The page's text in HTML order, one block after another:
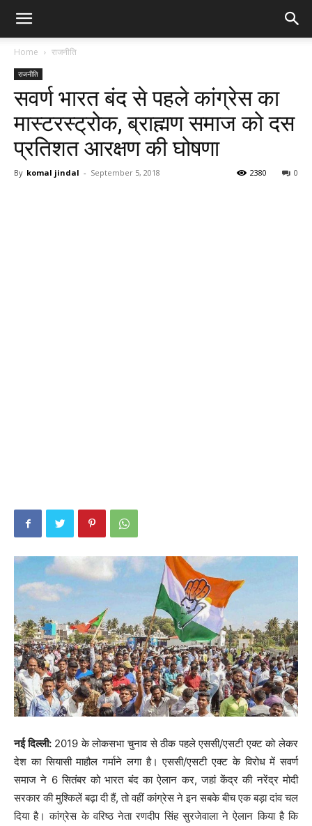
Home राजनीति
राजनीति
सवर्ण भारत बंद से पहले कांग्रेस का
मास्टरस्ट्रोक, ब्राह्मण समाज को दस
प्रतिशत आरक्षण की घोषणा
By komal jindal - September 5, 2018 0
2380
नई दिल्ली:2019 के लोकसभा चुनाव से ठीक पहले एससी/एसटी एक्ट को लेकर
देश का सियासी माहौल गर्माने लगा है। एससी/एसटी एक्ट के विरोध में सवर्ण
समाज ने 6 सितंबर को भारत बंद का ऐलान कर, जहां केंद्र की नरेंद्र मोदी
सरकार की मुश्किलें बढ़ा दी हैं, तो वहीं कांग्रेस ने इन सबके बीच एक बड़ा दांव चल
दिया है। कांग्रेस के वरिष्ठ नेता रणदीप सिंह सुरजेवाला ने ऐलान किया है कि